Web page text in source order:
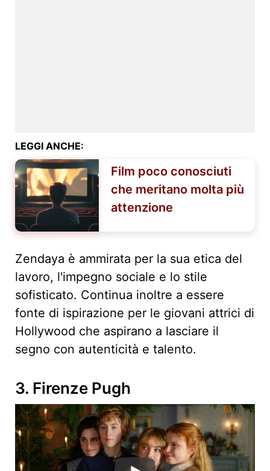
LEGGI ANCHE:
Film poco conosciuti
che meritano molta più
attenzione
Zendaya è ammirata per la sua etica del
lavoro, l'impegno sociale e lo stile
sofisticato. Continua inoltre a essere
fonte di ispirazione per le giovani attrici di
Hollywood che aspirano a lasciare il
segno con autenticità e talento.
3. Firenze Pugh